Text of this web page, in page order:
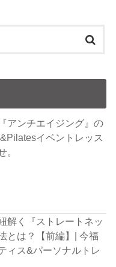
アンチエイジング』の
イベントレッス
。
解く『ストレートネッ
とは？【前編】| 今福
ィス&パーソナルトレ